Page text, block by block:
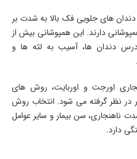
های جلویی فک بالا به شدت بر
دارند. این همپوشانی بیش از
دندان ها، آسیب به لثه ها و
اورجت و اوربایت، روش های
نظر گرفته می شود. انتخاب روش
ناهنجاری، سن بیمار و سایر عوامل
دارد.